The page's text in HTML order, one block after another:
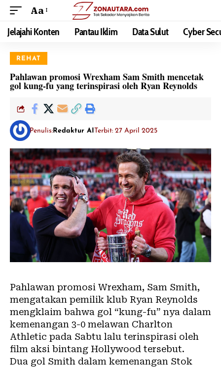
Aa
Jelajahi Konten Pantau Iklim Data Sulut Cyber
REHAT
Pahlawan promosi Wrexham Sam Smith mencetak
gol kung-fu yang terinspirasi oleh Ryan Reynolds
Penulis: Redaktur AITerbit: 27 April 2025
Pahlawan promosi Wrexham, Sam Smith,
mengatakan pemilik klub Ryan Reynolds
mengklaim bahwa gol “kung-fu” nya dalam
kemenangan 3-0 melawan Charlton
Athletic pada Sabtu lalu terinspirasi oleh
film aksi bintang Hollywood tersebut.
Dua gol Smith dalam kemenangan Stok